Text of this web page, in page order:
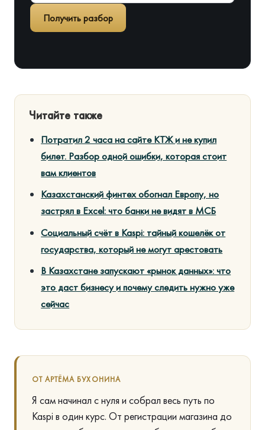
Получить разбор
Читайте также
Потратил 2 часа на сайте КТЖ и не купил
билет. Разбор одной ошибки, которая стоит
вам клиентов
Казахстанский финтех обогнал Европу, но
застрял в Excel: что банки не видят в МСБ
Социальный счёт в Kaspi: тайный кошелёк от
государства, который не могут арестовать
В Казахстане запускают «рынок данных»: что
это даст бизнесу и почему следить нужно уже
сейчас
ОТ АРТЁМА БУХОНИНА
Я сам начинал с нуля и собрал весь путь по
Kaspi в один курс. От регистрации магазина до